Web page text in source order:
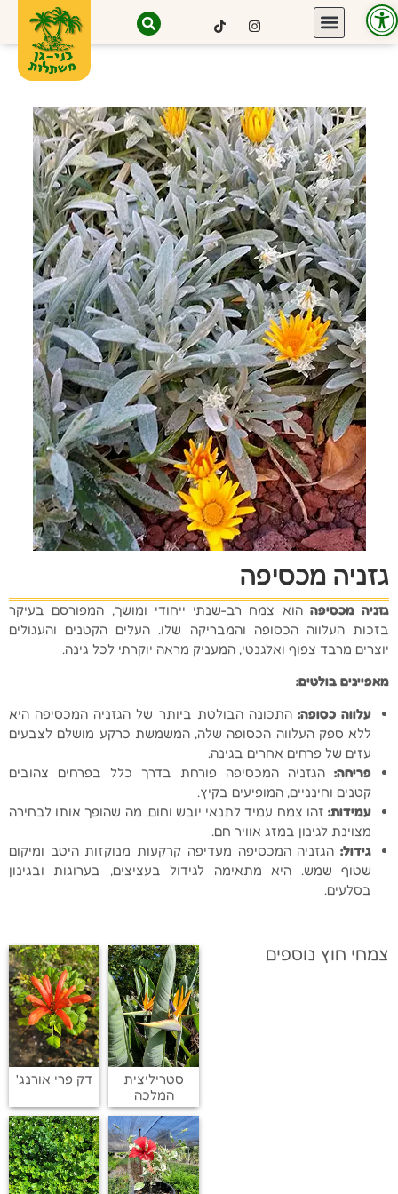
גזניה מכסיפה
גזניה מכסיפה הוא צמח רב-שנתי ייחודי ומושך, המפורסם בעיקר
בזכות העלווה הכסופה והמבריקה שלו. העלים הקטנים והעגולים
יוצרים מרבד צפוף ואלגנטי, המעניק מראה יוקרתי לכל גינה.
מאפיינים בולטים:
עלווה כסופה: התכונה הבולטת ביותר של הגזניה המכסיפה היא
ללא ספק העלווה הכסופה שלה, המשמשת כרקע מושלם לצבעים
עזים של פרחים אחרים בגינה.
פריחה: הגזניה המכסיפה פורחת בדרך כלל בפרחים צהובים
קטנים וחינניים, המופיעים בקיץ.
עמידות: זהו צמח עמיד לתנאי יובש וחום, מה שהופך אותו לבחירה
מצוינת לגינון במזג אוויר חם.
גידול: הגזניה המכסיפה מעדיפה קרקעות מנוקזות היטב ומיקום
שטוף שמש. היא מתאימה לגידול בעציצים, בערוגות ובגינון
בסלעים.
צמחי חוץ נוספים
סטריליצית
המלכה
דק פרי אורנג'